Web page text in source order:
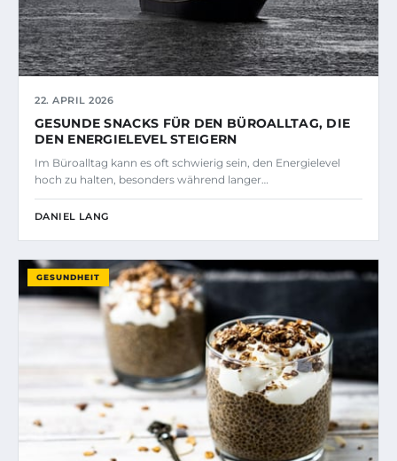
22. APRIL 2026
GESUNDE SNACKS FÜR DEN BÜROALLTAG, DIE
DEN ENERGIELEVEL STEIGERN
Im Büroalltag kann es oft schwierig sein, den Energielevel
hoch zu halten, besonders während langer…
DANIEL LANG
GESUNDHEIT